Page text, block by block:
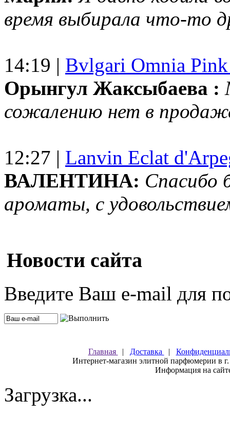
время выбирала что-то
14:19 | Bvlgari Omnia
Орынгул Жаксыбаева :
сожалению нет в
12:27 | Lanvin Eclat
ВАЛЕНТИНА: Спасибо
ароматы, с
Новости сайта
Введите Ваш e-mail для
Главная | Доставка |
Интернет-магазин элитной парфюмерии в
Информация на
Загрузка...